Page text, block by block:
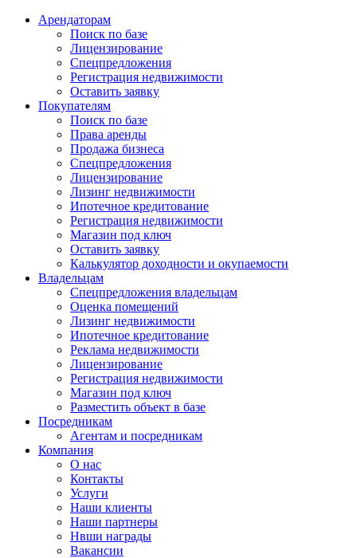
Арендаторам
Поиск по базе
Лицензирование
Спецпредложения
Регистрация недвижимости
Оставить заявку
Покупателям
Поиск по базе
Права аренды
Продажа бизнеса
Спецпредложения
Лицензирование
Лизинг недвижимости
Ипотечное кредитование
Регистрация недвижимости
Магазин под ключ
Оставить заявку
Калькулятор доходности и окупаемости
Владельцам
Спецпредложения владельцам
Оценка помещений
Лизинг недвижимости
Ипотечное кредитование
Реклама недвижимости
Лицензирование
Регистрация недвижимости
Магазин под ключ
Разместить объект в базе
Посредникам
Агентам и посредникам
Компания
О нас
Контакты
Услуги
Наши клиенты
Наши партнеры
Нвши награды
Вакансии